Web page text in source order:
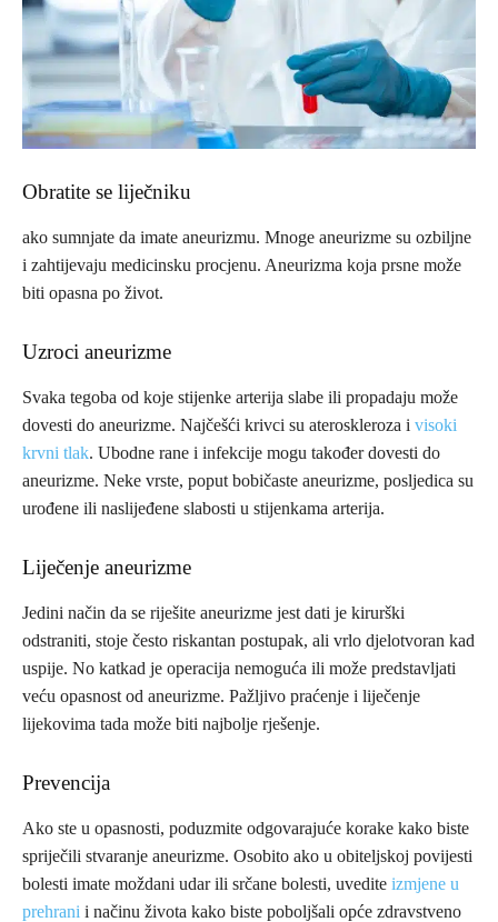
Obratite se liječniku
ako sumnjate da imate aneurizmu. Mnoge aneurizme su ozbiljne
i zahtije­vaju medicinsku procjenu. Aneurizma koja prsne može
biti opasna po život.
Uzroci aneurizme
Svaka tegoba od koje stijenke arterija slabe ili pro­padaju može
dovesti do aneurizme. Najčešći krivci su ateroskleroza i visoki
krvni tlak. Ubodne rane i infekcije mogu također dovesti do
aneurizme. Neke vrste, poput bobičaste aneurizme, posljedica su
urođene ili naslijeđene slabosti u stijenkama arterija.
Liječenje aneurizme
Jedini način da se riješite aneurizme jest dati je kirurški
odstraniti, stoje često riskantan postupak, ali vrlo djelotvoran kad
uspije. No katkad je operacija nemoguća ili može predstavljati
veću opasnost od aneurizme. Pažljivo praćenje i liječenje
lijekovima tada može biti najbolje rješenje.
Prevencija
Ako ste u opasnosti, poduzmite odgovarajuće kora­ke kako biste
spriječili stvaranje aneurizme. Osobito ako u obiteljskoj povijesti
bolesti imate moždani udar ili srčane bolesti, uvedite izmjene u
prehrani i načinu života kako biste poboljšali opće zdravstveno